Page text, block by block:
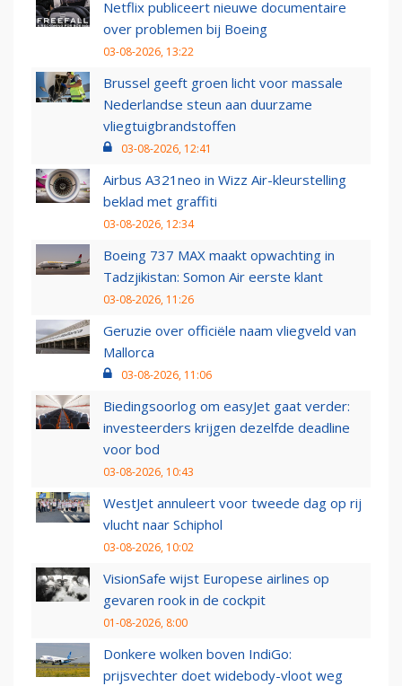
Netflix publiceert nieuwe documentaire
over problemen bij Boeing
03-08-2026, 13:22
Brussel geeft groen licht voor massale
Nederlandse steun aan duurzame
vliegtuigbrandstoffen
03-08-2026, 12:41
Airbus A321neo in Wizz Air-kleurstelling
beklad met graffiti
03-08-2026, 12:34
Boeing 737 MAX maakt opwachting in
Tadzjikistan: Somon Air eerste klant
03-08-2026, 11:26
Geruzie over officiële naam vliegveld van
Mallorca
03-08-2026, 11:06
Biedingsoorlog om easyJet gaat verder:
investeerders krijgen dezelfde deadline
voor bod
03-08-2026, 10:43
WestJet annuleert voor tweede dag op rij
vlucht naar Schiphol
03-08-2026, 10:02
VisionSafe wijst Europese airlines op
gevaren rook in de cockpit
01-08-2026, 8:00
Donkere wolken boven IndiGo:
prijsvechter doet widebody-vloot weg